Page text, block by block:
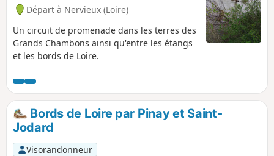
Départ à Nervieux (Loire)
Un circuit de promenade dans les terres des
Grands Chambons ainsi qu'entre les étangs
et les bords de Loire.
Bords de Loire par Pinay et Saint-
Jodard
Visorandonneur